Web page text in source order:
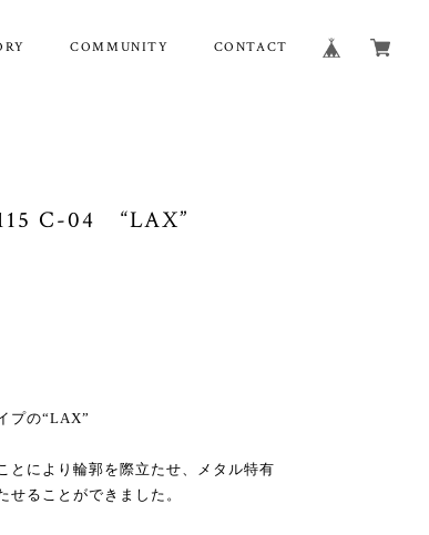
COMMUNITY CONTACT
C-04 “LAX”
プの“LAX”
とにより輪郭を際立たせ、メタル特有
ることができました。